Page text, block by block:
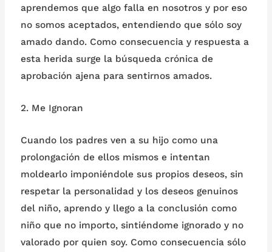
aprendemos que algo falla en nosotros y por eso
no somos aceptados, entendiendo que sólo soy
amado dando. Como consecuencia y respuesta a
esta herida surge la búsqueda crónica de
aprobación ajena para sentirnos amados.
2. Me Ignoran
Cuando los padres ven a su hijo como una
prolongación de ellos mismos e intentan
moldearlo imponiéndole sus propios deseos, sin
respetar la personalidad y los deseos genuinos
del niño, aprendo y llego a la conclusión como
niño que no importo, sintiéndome ignorado y no
valorado por quien soy. Como consecuencia sólo